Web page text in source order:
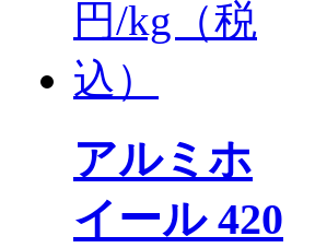
アルミホ
イール 420